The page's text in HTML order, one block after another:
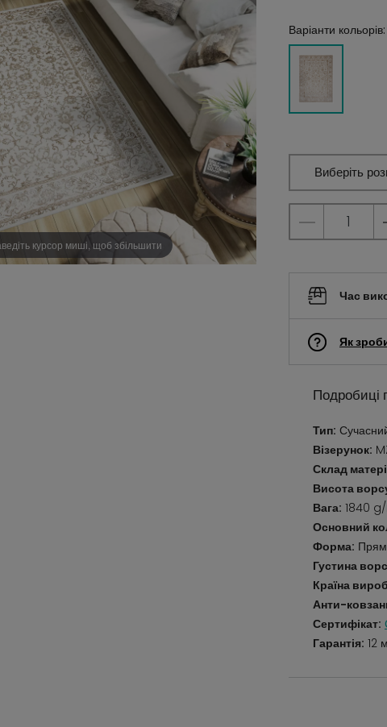
курсор миші, щоб збільшити
Варіанти кольорів:
Виберіть
Час
Як
Подробиці
Тип:
Візерунок:
Склад
Висота
Вага: 1840
Основний
Форма:
Густина
Країна
Анти-
Сертифікат:
Гарантія: 12